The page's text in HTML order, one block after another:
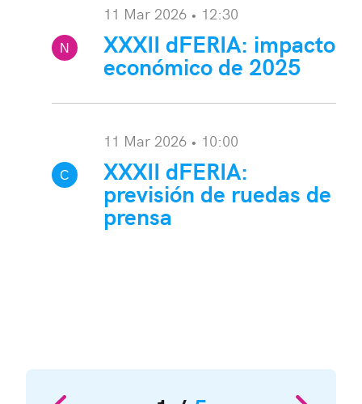
11 Mar 2026 • 12:30
N
ota: XXXII dFERIA: impacto
económico de 2025
11 Mar 2026 • 10:00
C
onvocatoria:XXXII dFERIA:
previsión de ruedas de
prensa